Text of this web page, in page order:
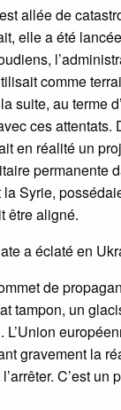
allée de
elle a été
comme
suite, au terme
ces
en réalité un
permanente
la Syrie,
être aligné.
a éclaté en
de
tampon, un
L’Union
gravement la
C’est